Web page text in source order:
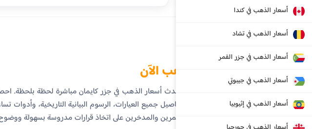
أسعار الذهب في كندا
أسعار الذهب في تشاد
أسعار الذهب في جزر القمر
أسعار الذهب في جيبوتي
أسعار الذهب في إثيوبيا
الذهب الآن
تابع أحدث أسعار الذهب في جزر كايمان مباشرة لحظة بلحظة.
على تفاصيل جميع العيارات، الرسوم البيانية التاريخية، وأدوات
المستثمرين والمدخرين على اتخاذ قرارات مدروسة بسهولة